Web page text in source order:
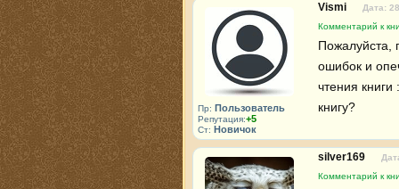
Пр: Пользователь
Репутация:+5
Ст: Новичок
Vismi
Дата:
Комментарий к
Пожалуйста,
ошибок и
чтения
книгу?
silver169
Комментарий к